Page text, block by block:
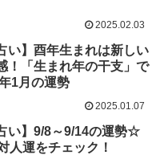
2025.02.03
い】酉年生まれは新しい
！「生まれ年の干支」で
1月の運勢
2025.01.07
い】9/8～9/14の運勢☆
人運をチェック！